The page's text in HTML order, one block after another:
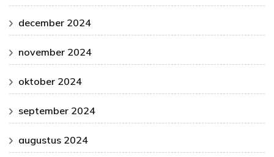
december 2024
november 2024
oktober 2024
september 2024
augustus 2024